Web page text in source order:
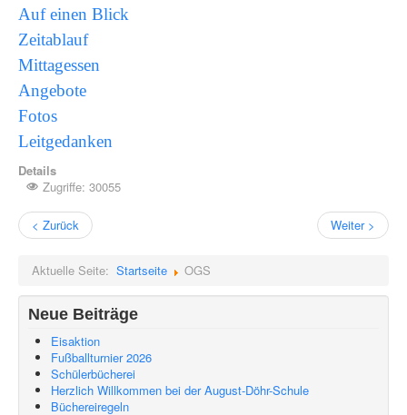
Auf einen Blick
Zeitablauf
Mittagessen
Angebote
Fotos
Leitgedanken
Details
Zugriffe: 30055
< Zurück Weiter >
Aktuelle Seite: Startseite OGS
Neue Beiträge
Eisaktion
Fußballturnier 2026
Schülerbücherei
Herzlich Willkommen bei der August-Döhr-Schule
Büchereiregeln